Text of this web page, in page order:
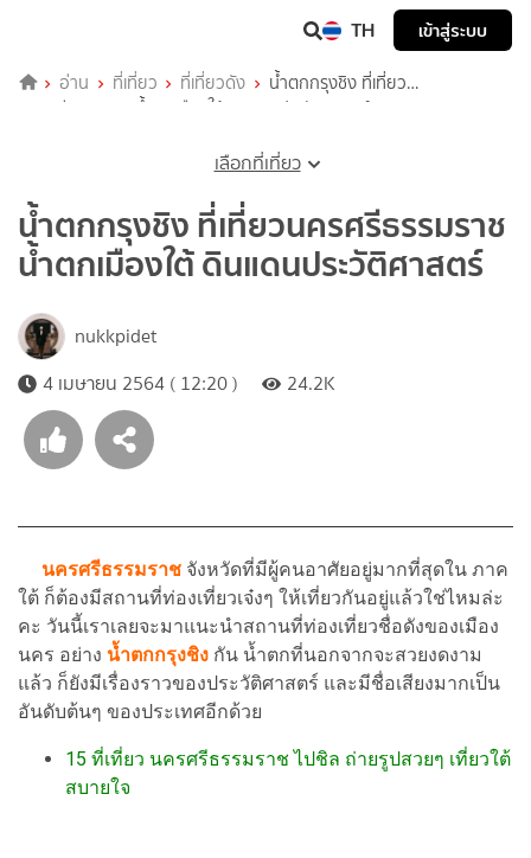
TH เข้าสู่ระบบ
อ่าน ที่เที่ยว ที่เที่ยวดัง
น้ำตกกรุงชิง ที่เที่ยว
นครศรีธรรมราช น้ำตกเมืองใต้ ดินแดนประวัติศาสตร์
เลือกที่เที่ยว
น้ำตกกรุงชิง ที่เที่ยวนครศรีธรรมราช
น้ำตกเมืองใต้ ดินแดนประวัติศาสตร์
nukkpidet
4 เมษายน 2564 ( 12:20 )
24.2K
นครศรีธรรมราช จังหวัดที่มีผู้คนอาศัยอยู่มากที่สุดใน ภาค
ใต้ ก็ต้องมีสถานที่ท่องเที่ยวเจ๋งๆ ให้เที่ยวกันอยู่แล้วใช่ไหมล่ะ
คะ วันนี้เราเลยจะมาแนะนำสถานที่ท่องเที่ยวชื่อดังของเมือง
นคร อย่าง น้ำตกกรุงชิง กัน น้ำตกที่นอกจากจะสวยงดงาม
แล้ว ก็ยังมีเรื่องราวของประวัติศาสตร์ และมีชื่อเสียงมากเป็น
อันดับต้นๆ ของประเทศอีกด้วย
15 ที่เที่ยว นครศรีธรรมราช ไปชิล ถ่ายรูปสวยๆ เที่ยวใต้
สบายใจ